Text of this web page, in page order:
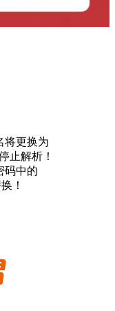
将更换为
止解析！
码中的
！